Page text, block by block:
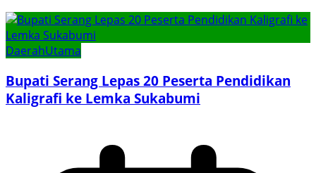
DaerahUtama
Bupati Serang Lepas 20 Peserta Pendidikan
Kaligrafi ke Lemka Sukabumi